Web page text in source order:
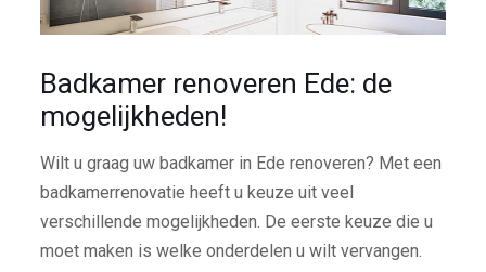
Badkamer renoveren Ede: de
mogelijkheden!
Wilt u graag uw badkamer in Ede renoveren? Met een
badkamerrenovatie heeft u keuze uit veel
verschillende mogelijkheden. De eerste keuze die u
moet maken is welke onderdelen u wilt vervangen.